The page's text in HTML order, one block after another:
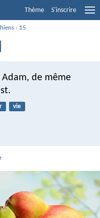
Thème S'inscrire
› 15
de même
vie